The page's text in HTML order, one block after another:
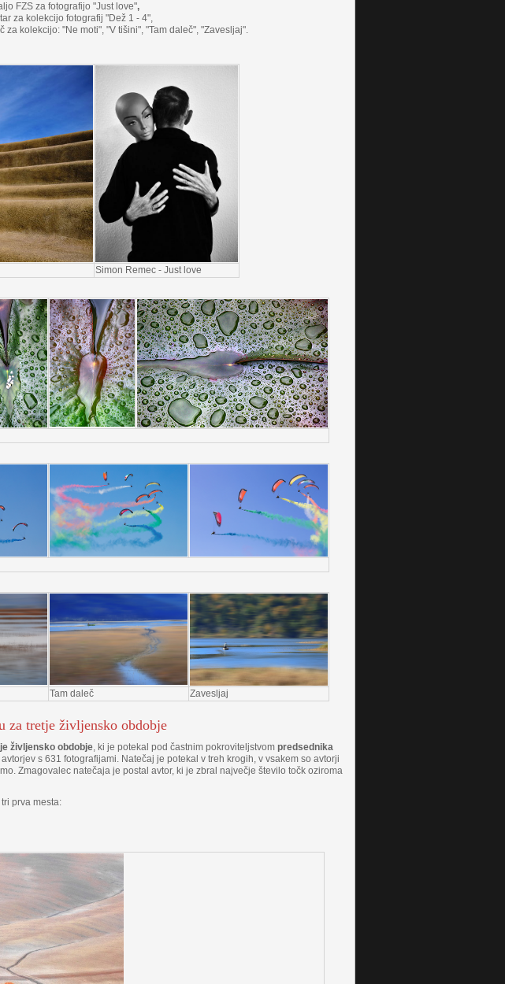
FZS za fotografijo "Just love",
za kolekcijo fotografij "Dež 1 - 4",
kolekcijo: "Ne moti", "V tišini", "Tam daleč", "Zavesljaj".
Simon Remec - Just love
Tam daleč Zavesljaj
za tretje življensko obdobje
življensko obdobje, ki je potekal pod častnim pokroviteljstvom predsednika
s 631 fotografijami. Natečaj je potekal v treh krogih, v vsakem so avtorji
Zmagovalec natečaja je postal avtor, ki je zbral največje število točk oziroma
prva mesta: